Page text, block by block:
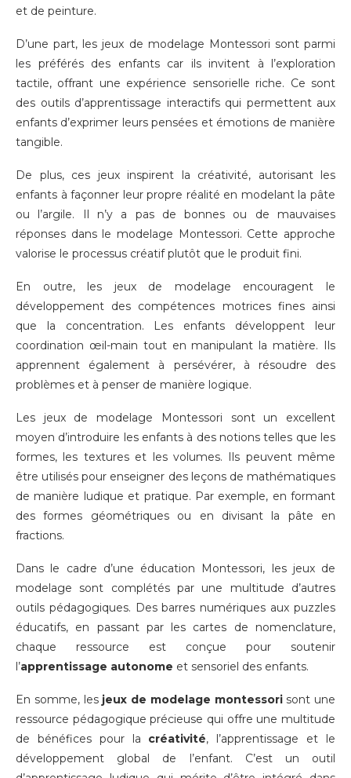
et de peinture.
D’une part, les jeux de modelage Montessori sont parmi
les préférés des enfants car ils invitent à l’exploration
tactile, offrant une expérience sensorielle riche. Ce sont
des outils d’apprentissage interactifs qui permettent aux
enfants d’exprimer leurs pensées et émotions de manière
tangible.
De plus, ces jeux inspirent la créativité, autorisant les
enfants à façonner leur propre réalité en modelant la pâte
ou l’argile. Il n’y a pas de bonnes ou de mauvaises
réponses dans le modelage Montessori. Cette approche
valorise le processus créatif plutôt que le produit fini.
En outre, les jeux de modelage encouragent le
développement des compétences motrices fines ainsi
que la concentration. Les enfants développent leur
coordination œil-main tout en manipulant la matière. Ils
apprennent également à persévérer, à résoudre des
problèmes et à penser de manière logique.
Les jeux de modelage Montessori sont un excellent
moyen d’introduire les enfants à des notions telles que les
formes, les textures et les volumes. Ils peuvent même
être utilisés pour enseigner des leçons de mathématiques
de manière ludique et pratique. Par exemple, en formant
des formes géométriques ou en divisant la pâte en
fractions.
Dans le cadre d’une éducation Montessori, les jeux de
modelage sont complétés par une multitude d’autres
outils pédagogiques. Des barres numériques aux puzzles
éducatifs, en passant par les cartes de nomenclature,
chaque ressource est conçue pour soutenir
l’apprentissage autonome et sensoriel des enfants.
En somme, les jeux de modelage montessorisont une
ressource pédagogique précieuse qui offre une multitude
de bénéfices pour la créativité, l’apprentissage et le
développement global de l’enfant. C’est un outil